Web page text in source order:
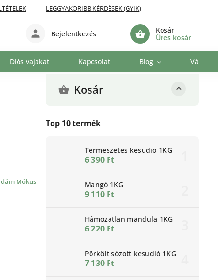
LEGGYAKORIBB KÉRDÉSEK (GYIK)
Kosár
Üres kosár
Bejelentkezés
Diós vajakat Kapcsolat Blog
Kosár
Top 10 termék
Természetes kesudió 1KG
6 390 Ft
Mangó 1KG
9 110 Ft
Hámozatlan mandula 1KG
6 220 Ft
Pörkölt sózott kesudió 1KG
7 130 Ft
Mókus